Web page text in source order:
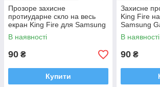
Прозоре захисне
протиударне скло на весь
екран King Fire для Samsung
J7 2017 / J720 / CDMA
В наявності
90 ₴
Купити
Захисне
King Fire
Samsung
A530 в
В наявності
90 ₴